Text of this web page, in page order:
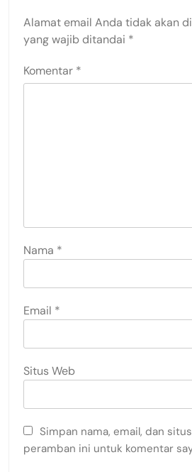
Alamat email Anda tidak akan
yang wajib ditandai *
Komentar *
Nama *
Email *
Situs Web
Simpan nama, email, dan
peramban ini untuk komentar